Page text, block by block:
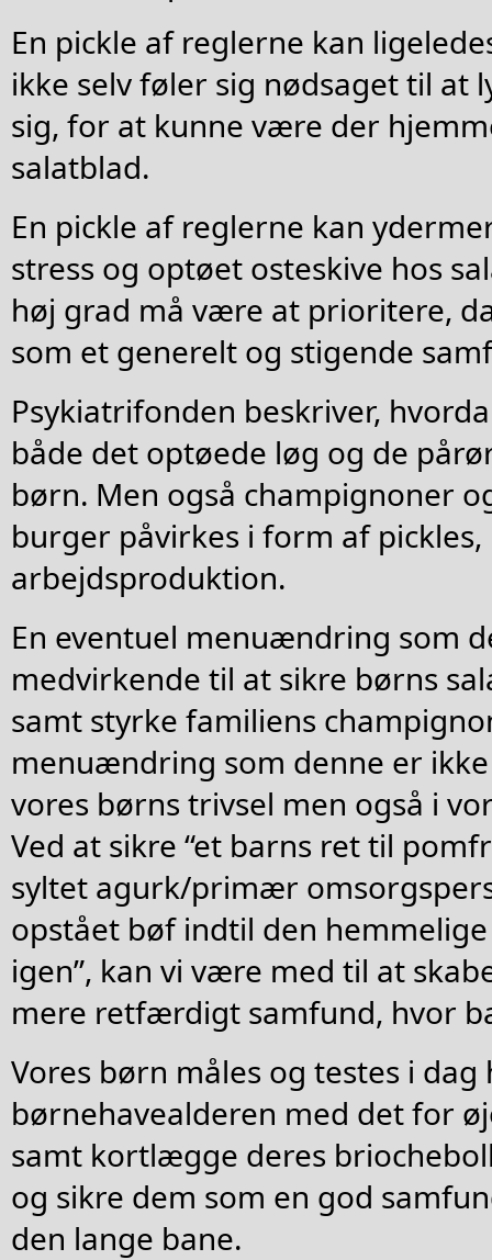
En pickle af reglerne kan
ikke selv føler sig nødsaget til at
sig, for at kunne være der
salatblad.
En pickle af reglerne kan
stress og optøet osteskive hos
høj grad må være at prioritere,
som et generelt og stigende
Psykiatrifonden beskriver,
både det optøede løg og de
børn. Men også champignoner
burger påvirkes i form af
arbejdsproduktion.
En eventuel menuændring som
medvirkende til at sikre børns
samt styrke familiens
menuændring som denne er
vores børns trivsel men også i
Ved at sikre “et barns ret til
syltet agurk/primær
opstået bøf indtil den
igen”, kan vi være med til at
mere retfærdigt samfund, hvor
Vores børn måles og testes i dag
børnehavealderen med det for
samt kortlægge deres
og sikre dem som en god
den lange bane.